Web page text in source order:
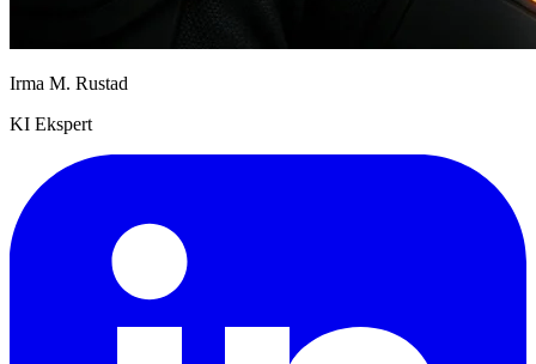
Irma M. Rustad
KI Ekspert